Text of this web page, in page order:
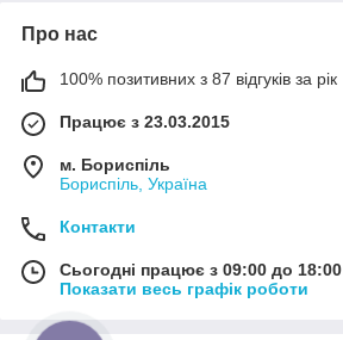
Про нас
100% позитивних з 87 відгуків за рік
Працює з 23.03.2015
м. Бориспіль
Бориспіль, Україна
Контакти
Сьогодні працює з 09:00 до 18:00
Показати весь графік роботи